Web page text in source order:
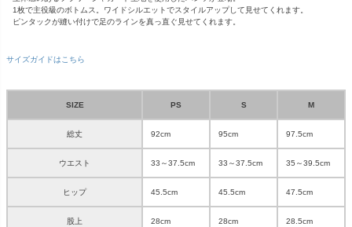
1枚で主役級のボトムス。ワイドシルエットでスタイルアップして見せてくれます。
ピンタックが縫い付けで足のラインを真っ直ぐ見せてくれます。
サイズガイドはこちら
SIZE PS S M
総丈 92cm 95cm 97.5cm
ウエスト 33～37.5cm 33～37.5cm 35～39.5cm
ヒップ 45.5cm 45.5cm 47.5cm
股上 28cm 28cm 28.5cm